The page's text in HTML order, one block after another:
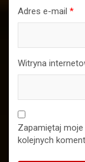
Adres e-mail *
Witryna
Zapamiętaj
kolejnych